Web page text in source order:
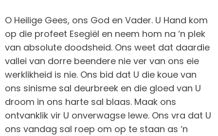
O Heilige Gees, ons God en Vader. U Hand kom
op die profeet Esegiël en neem hom na ‘n plek
van absolute doodsheid. Ons weet dat daardie
vallei van dorre beendere nie ver van ons eie
werklikheid is nie. Ons bid dat U die koue van
ons sinisme sal deurbreek en die gloed van U
droom in ons harte sal blaas. Maak ons
ontvanklik vir U onverwagse lewe. Ons vra dat U
ons vandag sal roep om op te staan as ‘n